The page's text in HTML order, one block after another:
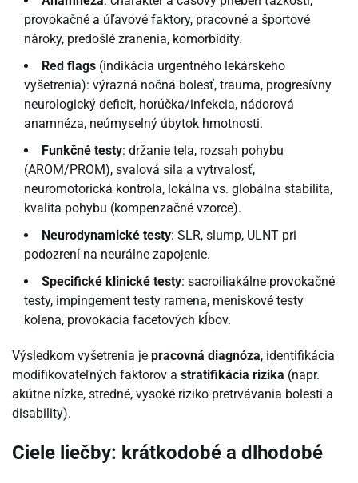
provokačné a úľavové faktory, pracovné a športové
nároky, predošlé zranenia, komorbidity.
Red flags (indikácia urgentného lekárskeho
vyšetrenia): výrazná nočná bolesť, trauma, progresívny
neurologický deficit, horúčka/infekcia, nádorová
anamnéza, neúmyselný úbytok hmotnosti.
Funkčné testy: držanie tela, rozsah pohybu
(AROM/PROM), svalová sila a vytrvalosť,
neuromotorická kontrola, lokálna vs. globálna stabilita,
kvalita pohybu (kompenzačné vzorce).
Neurodynamické testy: SLR, slump, ULNT pri
podozrení na neurálne zapojenie.
Specifické klinické testy: sacroiliakálne provokačné
testy, impingement testy ramena, meniskové testy
kolena, provokácia facetových kĺbov.
Výsledkom vyšetrenia je pracovná diagnóza, identifikácia
modifikovateľných faktorov a stratifikácia rizika (napr.
akútne nízke, stredné, vysoké riziko pretrvávania bolesti a
disability).
Ciele liečby: krátkodobé a dlhodobé